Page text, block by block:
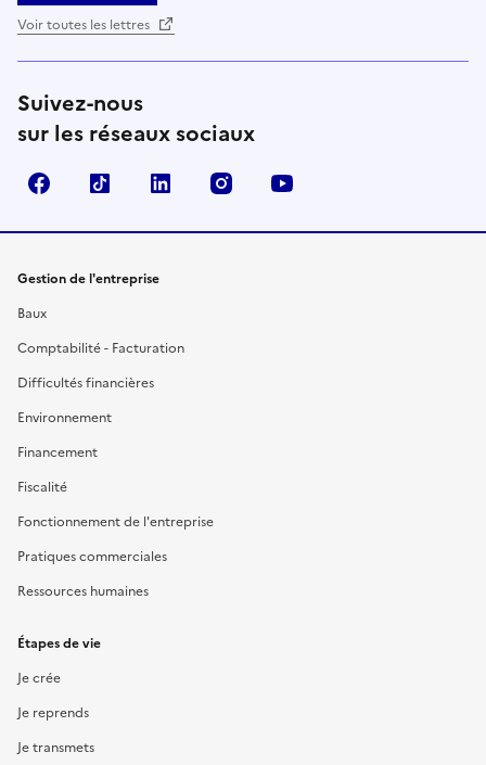
Voir toutes les lettres
Suivez-nous
sur les réseaux sociaux
FacebookTikTok Linkedin Instagram
Gestion de l'entreprise
Baux
Comptabilité - Facturation
Difficultés financières
Environnement
Financement
Fiscalité
Fonctionnement de l'entreprise
Pratiques commerciales
Ressources humaines
Étapes de vie
Je crée
Je reprends
Je transmets